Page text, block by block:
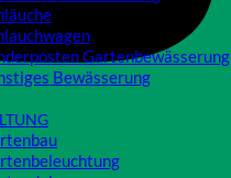
Gartenbewässerung
Bewässerung